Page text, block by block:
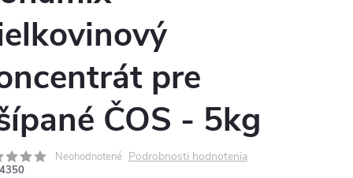
pre
ČOS - 5kg
Neohodnotené Podrobnosti hodnotenia
4350